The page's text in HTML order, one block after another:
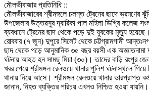
মৌলভীবাজার প্রতিনিধি ::
মৌলভীবাজারের শ্রীমঙ্গলে চলন্ত ট্রেনের ছাদে ভ্রমণের
উপজেলার উত্তরসুর দ্বারিকা পাল মহিলা ডিগ্রি কলেজ
ব্যবধানে ট্রেনের ছাদ থেকে পড়ে দুই যুবকের মৃত্যু হয়েছে।
রোববার (৭ জুন) দুপুরে সিলেট থেকে চট্টগ্রামগামী
ছাদ থেকে পড়ে আনুমানিক ৩৫ বছর বয়সী এক
ঘটনায় আহত হন সামছু মিয়া (৩০)। তাদের বাড়ি রংপুর
খবর পেয়ে শ্রীমঙ্গল রেলওয়ে থানার পুলিশ ঘটনাস্থলে
থানায় নিয়ে আসে। শ্রীমঙ্গল রেলওয়ে থানার ভারপ্রাপ্ত
জানান, নিহত ব্যক্তির পরিচয় এখনও নিশ্চিত হওয়া